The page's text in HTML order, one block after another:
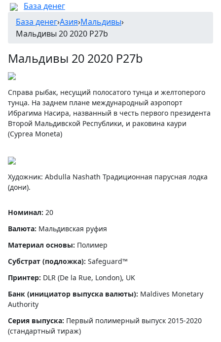
База денег
База денег›Азия›Мальдивы›
Мальдивы 20 2020 P27b
Мальдивы 20 2020 P27b
Справа рыбак, несущий полосатого тунца и желтоперого
тунца. На заднем плане международный аэропорт
Ибрагима Насира, названный в честь первого президента
Второй Мальдивской Республики, и раковина каури
(Cyprea Moneta)
Художник: Abdulla Nashath Традиционная парусная лодка
(дони).
Номинал: 20
Валюта: Мальдивская руфия
Материал основы: Полимер
Субстрат (подложка): Safeguard™
Принтер: DLR (De la Rue, London), UK
Банк (инициатор выпуска валюты): Maldives Monetary
Authority
Серия выпуска: Первый полимерный выпуск 2015-2020
(стандартный тираж)